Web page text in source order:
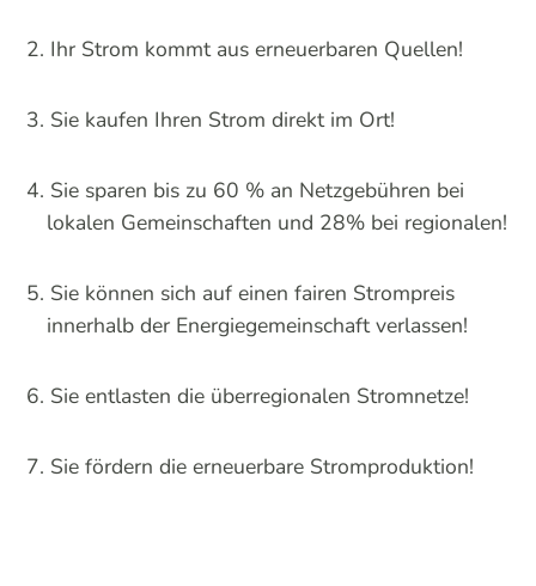
Ihr Strom kommt aus erneuerbaren Quellen!
Sie kaufen Ihren Strom direkt im Ort!
Sie sparen bis zu 60 % an Netzgebühren bei
lokalen Gemeinschaften und 28% bei regionalen!
Sie können sich auf einen fairen Strompreis
innerhalb der Energiegemeinschaft verlassen!
Sie entlasten die überregionalen Stromnetze!
Sie fördern die erneuerbare Stromproduktion!